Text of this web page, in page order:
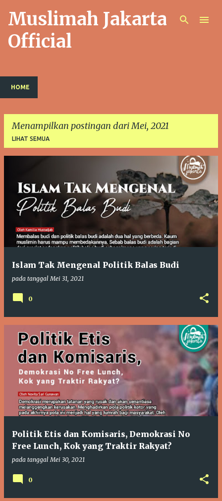
Langsung ke konten utama
Muslimah Jakarta
Official
HOME
Menampilkan postingan dari Mei, 2021
LIHAT SEMUA
Islam Tak Mengenal Politik Balas Budi
pada tanggalMei 31, 2021
0
Politik Etis dan Komisaris, Demokrasi No
Free Lunch, Kok yang Traktir Rakyat?
pada tanggalMei 30, 2021
0